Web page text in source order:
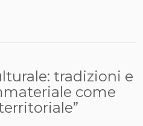
tradizioni e
come